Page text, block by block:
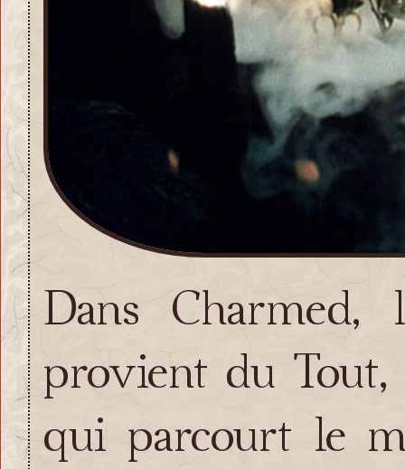
Dans
provient du Tout,
qui parcourt le